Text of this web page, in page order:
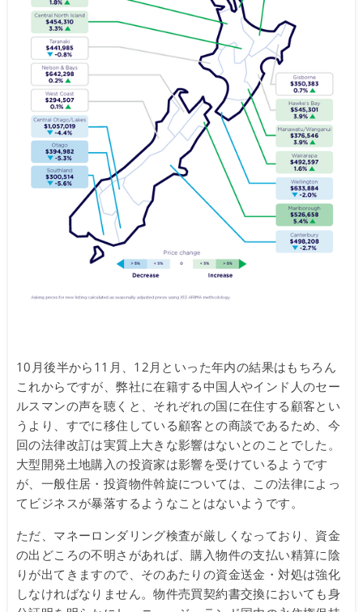
10月後半から11月、12月といった年内の結果はもちろん
これからですが、弊社に在籍する中国人やインド人のセー
ルスマンの声を聴くと、それぞれの国に在住する顧客とい
うより、すでに移住している顧客との商談であるため、今
回の法律改訂は実質上大きな影響はないとのことでした。
大型開発土地購入の投資家は影響を受けているようです
が、一般住居・投資物件斡旋については、この法律によっ
てビジネスが暴落するようなことはないようです。
ただ、マネーロンダリング検査が厳しくなっており、資金
の出どころの不明さがあれば、購入物件の支払い精算に陰
りが出てきますので、そのあたりの資金送金・対処は強化
しなければなりません。物件売買契約書交換においても身